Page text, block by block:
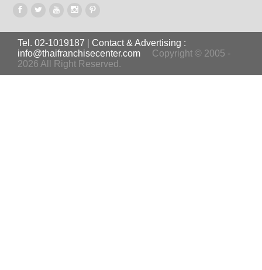
Tel. 02-1019187
Contact & Advertising :
info@thaifranchisecenter.com
Copyright © 2005 -
2026 All Right Reserved.